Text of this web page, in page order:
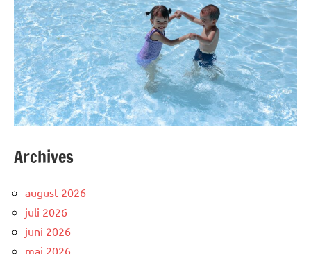
Archives
august 2026
juli 2026
juni 2026
maj 2026